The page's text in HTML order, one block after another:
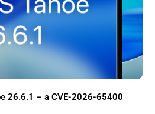
26.6.1 – a CVE-2026-65400
Apple szerviz